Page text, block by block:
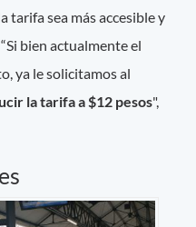
tarifa sea más accesible y
bien actualmente el
ya le solicitamos al
la tarifa a $12 pesos",